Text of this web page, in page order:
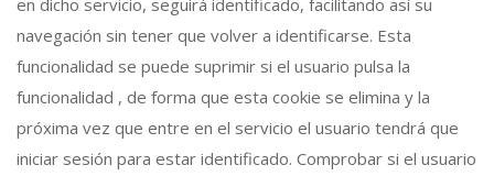
navegación sin tener que volver a identificarse. Esta
funcionalidad se puede suprimir si el usuario pulsa la
funcionalidad , de forma que esta cookie se elimina y la
próxima vez que entre en el servicio el usuario tendrá que
iniciar sesión para estar identificado. Comprobar si el usuario